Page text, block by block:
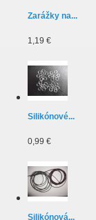
Zarážky na...
1,19 €
Silikónové...
0,99 €
Silikónová...